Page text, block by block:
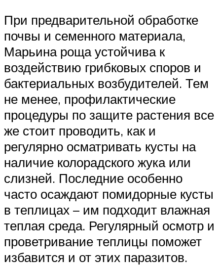
При предварительной обработке
почвы и семенного материала,
Марьина роща устойчива к
воздействию грибковых споров и
бактериальных возбудителей. Тем
не менее, профилактические
процедуры по защите растения все
же стоит проводить, как и
регулярно осматривать кусты на
наличие колорадского жука или
слизней. Последние особенно
часто осаждают помидорные кусты
в теплицах – им подходит влажная
теплая среда. Регулярный осмотр и
проветривание теплицы поможет
избавится и от этих паразитов.